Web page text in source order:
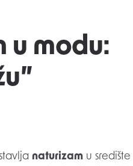
u modu:
naturizam u središte